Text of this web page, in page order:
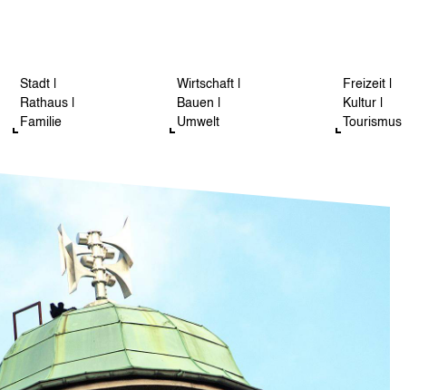
Stadt |
Rathaus |
Familie
Wirtschaft |
Bauen |
Umwelt
Freizeit |
Kultur |
Tourismus